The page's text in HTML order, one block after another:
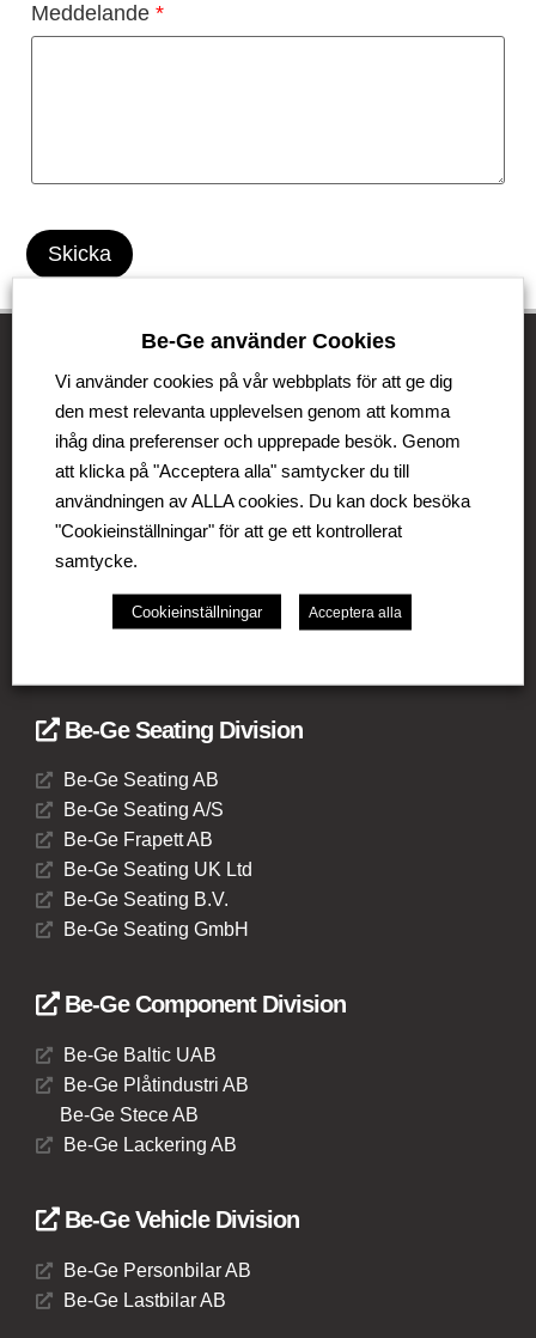
Meddelande *
Skicka
Be-Ge Koncernen
Be-Ge Koncernen är en familjeägd företagsgrupp med
verksamhet i Sverige, Danmark, Storbritannien,
Litauen, Nederländerna och Tyskland. Koncernen
omfattar affärsområdena Be-Ge Seating Division, Be-
Ge Component Division och Be-Ge Vehicle Division.
Be-Ge Seating Division
Be-Ge Seating AB
Be-Ge Seating A/S
Be-Ge Frapett AB
Be-Ge Seating UK Ltd
Be-Ge Seating B.V.
Be-Ge Seating GmbH
Be-Ge Component Division
Be-Ge Baltic UAB
Be-Ge Plåtindustri AB
Be-Ge Stece AB
Be-Ge Lackering AB
Be-Ge Vehicle Division
Be-Ge Personbilar AB
Be-Ge Lastbilar AB
Be-Ge använder Cookies
Vi använder cookies på vår webbplats för att ge dig
den mest relevanta upplevelsen genom att komma
ihåg dina preferenser och upprepade besök. Genom
att klicka på "Acceptera alla" samtycker du till
användningen av ALLA cookies. Du kan dock besöka
"Cookieinställningar" för att ge ett kontrollerat
samtycke.
Cookieinställningar Acceptera alla